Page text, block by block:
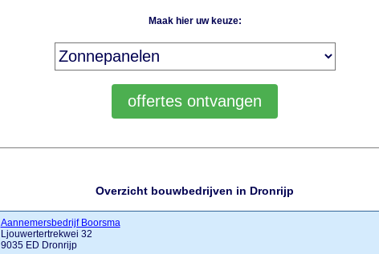
Maak hier uw keuze:
Overzicht bouwbedrijven in Dronrijp
Aannemersbedrijf Boorsma
Ljouwertertrekwei 32
9035 ED Dronrijp